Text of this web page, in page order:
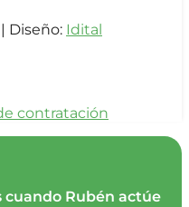
Diseño: Idital
contratación
cuando Rubén actúe